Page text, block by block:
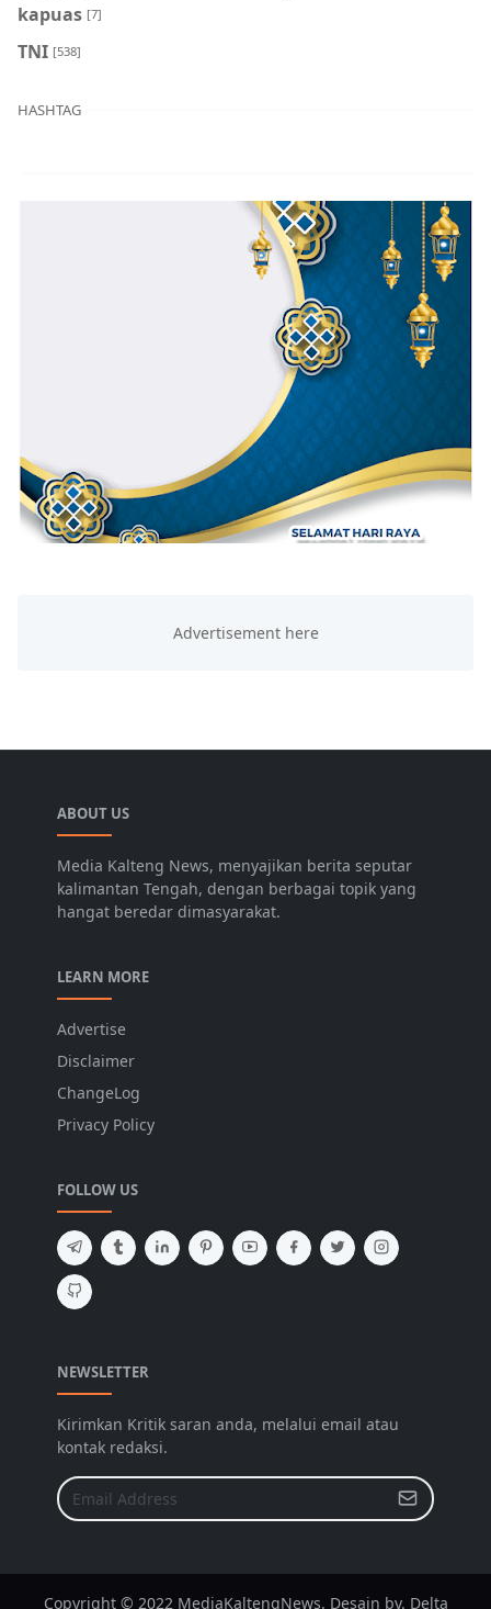
kapuas [7]
TNI [538]
HASHTAG
ABOUT US
Media Kalteng News, menyajikan berita seputar
kalimantan Tengah, dengan berbagai topik yang
hangat beredar dimasyarakat.
LEARN MORE
Advertise
Disclaimer
ChangeLog
Privacy Policy
FOLLOW US
NEWSLETTER
Kirimkan Kritik saran anda, melalui email atau
kontak redaksi.
Copyright © 2022 MediaKaltengNews. Desain by. Delta